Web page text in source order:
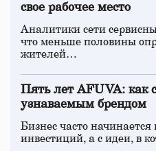
свое рабочее место
Аналитики сети
что меньше половины
жителей…
Пять лет AFUVA: как
узнаваемым брендом
Бизнес часто
инвестиций, а с идеи, в